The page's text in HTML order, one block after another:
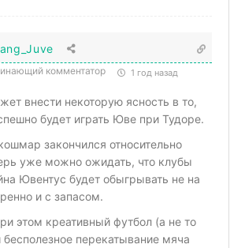
комментатор 1 год назад
внести некоторую ясность в то,
будет играть Юве при Тудоре.
закончился относительно
уже можно ожидать, что клубы
Ювентус будет обыгрывать не на
и с запасом.
этом креативный футбол (а не то
бесполезное перекатывание мяча